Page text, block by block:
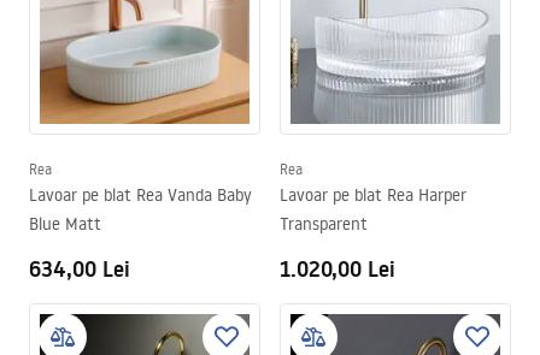
Rea
Lavoar pe blat Rea Vanda Baby
Blue Matt
634,00 Lei
Rea
Lavoar pe blat Rea Harper
Transparent
1.020,00 Lei